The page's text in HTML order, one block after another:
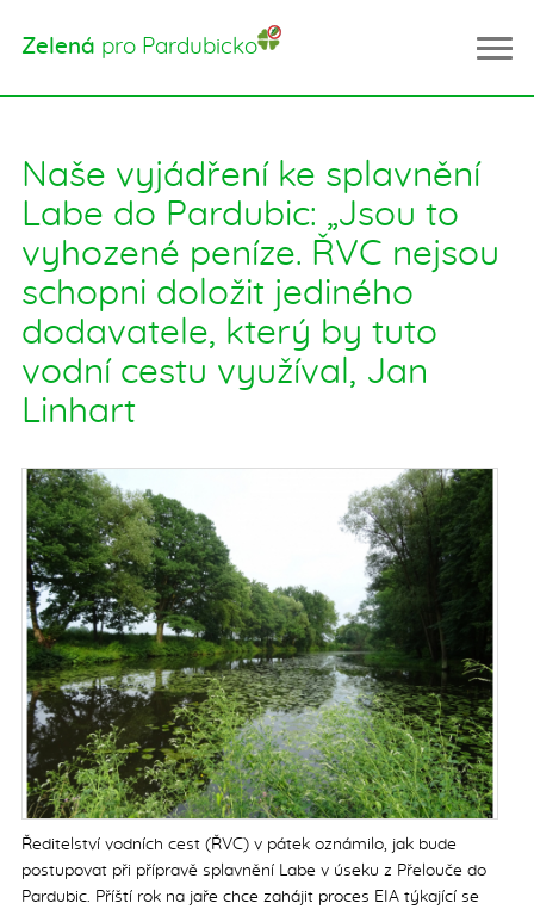
Zelená pro Pardubicko
Úvod
Řešíme problémy
Kácení stromů
Tyršovy sady
Vinice
Obora Litošice
Přírodní park Červeňák
Postřehy z Evropské unie
Poradna
Média
Z tisku
Ekozprávy
O nás
Kalendář akcí
Podpořte nás
Projekty financované SFŽP
Naše vyjádření ke splavnění
Labe do Pardubic: „Jsou to
vyhozené peníze. ŘVC nejsou
schopni doložit jediného
dodavatele, který by tuto
vodní cestu využíval, Jan
Linhart
Ředitelství vodních cest (ŘVC) v pátek oznámilo, jak bude
postupovat při přípravě splavnění Labe v úseku z Přelouče do
Pardubic. Příští rok na jaře chce zahájit proces EIA týkající se